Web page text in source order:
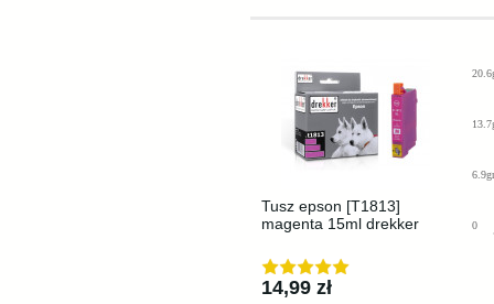
Tusz epson [T1813]
magenta 15ml drekker
14,99 zł
6.9gr
0